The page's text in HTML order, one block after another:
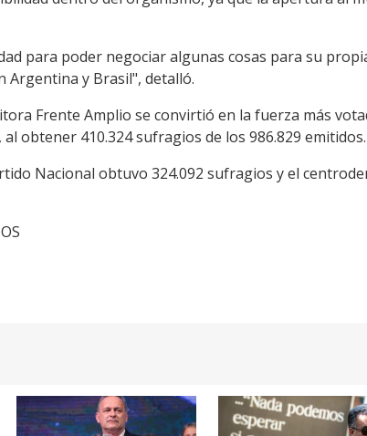
para poder negociar algunas cosas para su
Argentina y Brasil", detalló.
Frente Amplio se convirtió en la fuerza más
obtener 410.324 sufragios de los 986.829 emitidos.
Nacional obtuvo 324.092 sufragios y el